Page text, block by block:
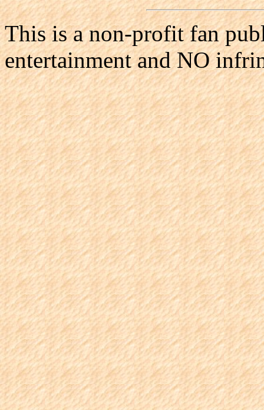
This is a non-profit fan
entertainment and NO